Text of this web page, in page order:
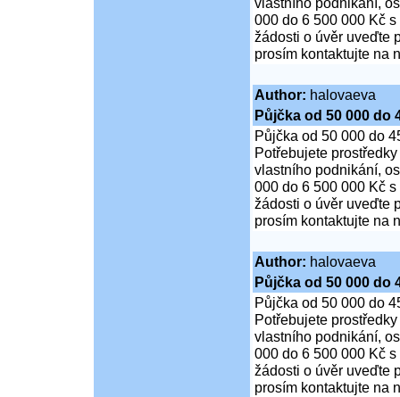
000 do 6 500 000 Kč
žádosti o úvěr uveďte
prosím kontaktujte na
Author: halovaeva
Půjčka od 50 000 do
Půjčka od 50 000 do
Potřebujete
vlastního podnikání,
000 do 6 500 000 Kč
žádosti o úvěr uveďte
prosím kontaktujte na
Author: halovaeva
Půjčka od 50 000 do
Půjčka od 50 000 do
Potřebujete
vlastního podnikání,
000 do 6 500 000 Kč
žádosti o úvěr uveďte
prosím kontaktujte na